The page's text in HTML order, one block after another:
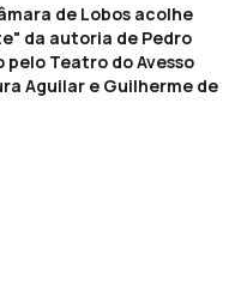
de Lobos acolhe
da autoria de Pedro
Teatro do Avesso
Aguilar e Guilherme de